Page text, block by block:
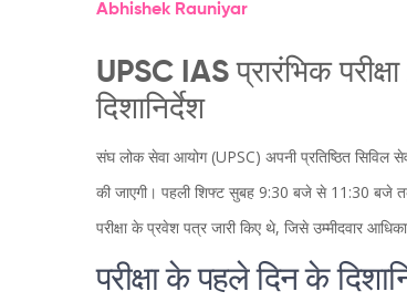
Abhishek Rauniyar
UPSC IAS प्रारंभिक
दिशानिर्देश
संघ लोक सेवा आयोग (UPSC) अपनी प्रतिष्ठित सिविल
की जाएगी। पहली शिफ्ट सुबह 9:30 बजे से 11:30 बजे
परीक्षा के प्रवेश पत्र जारी किए थे, जिसे उम्मीदवार
परीक्षा के पहले दिन के